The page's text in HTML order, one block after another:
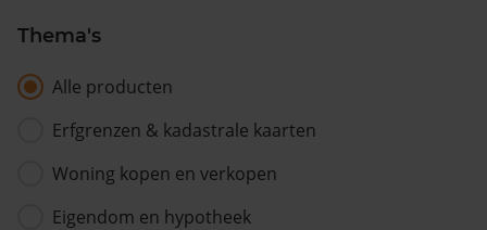
Thema's
Alle producten
Erfgrenzen & kadastrale kaarten
Woning kopen en verkopen
Eigendom en hypotheek